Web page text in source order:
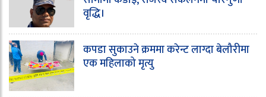
वृद्धि।
कपडा सुकाउने क्रममा करेन्ट लाग्दा बेलौरीमा
एक महिलाको मृत्यु